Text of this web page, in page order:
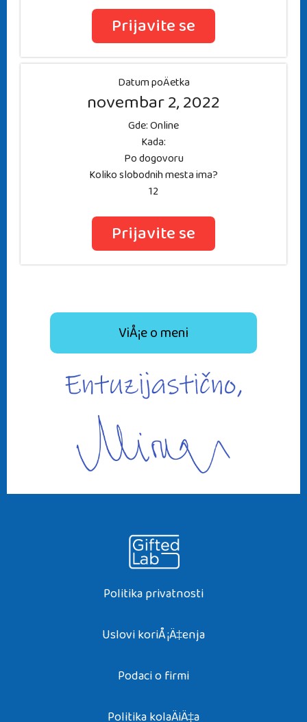
Prijavite se
Datum poÄetka
novembar 2, 2022
Gde: Online
Kada:
Po dogovoru
Koliko slobodnih mesta ima?
12
Prijavite se
ViÅ¡e o meni
Politika privatnosti
Uslovi koriÅ¡Ä‡enja
Podaci o firmi